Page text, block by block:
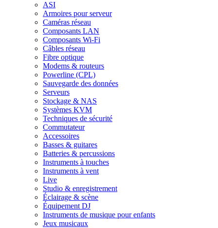
ASI
Armoires pour serveur
Caméras réseau
Composants LAN
Composants Wi-Fi
Câbles réseau
Fibre optique
Modems & routeurs
Powerline (CPL)
Sauvegarde des données
Serveurs
Stockage & NAS
Systèmes KVM
Techniques de sécurité
Commutateur
Accessoires
Basses & guitares
Batteries & percussions
Instruments à touches
Instruments à vent
Live
Studio & enregistrement
Éclairage & scène
Équipement DJ
Instruments de musique pour enfants
Jeux musicaux